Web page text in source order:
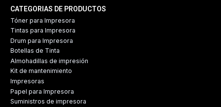
CATEGORIAS DE PRODUCTOS
Tóner para Impresora
Tintas para Impresora
Drum para Impresora
Botellas de Tinta
Almohadillas de impresión
Kit de mantenimiento
Impresoras
Papel para Impresora
Suministros de impresora